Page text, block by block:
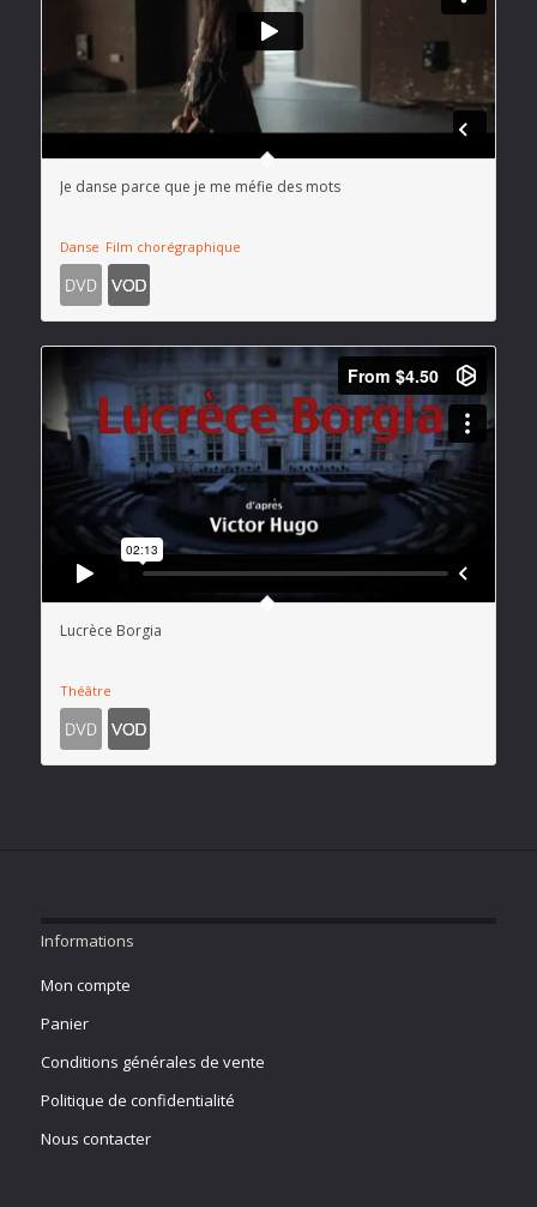
Je danse parce que je me méfie des mots
Danse Film chorégraphique
Lucrèce Borgia
Théâtre
Informations
Mon compte
Panier
Conditions générales de vente
Politique de confidentialité
Nous contacter